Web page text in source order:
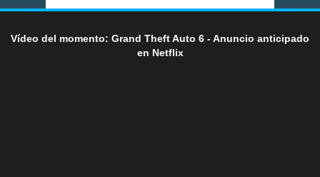
Vídeo del momento: Grand Theft Auto 6 - Anuncio anticipado
en Netflix